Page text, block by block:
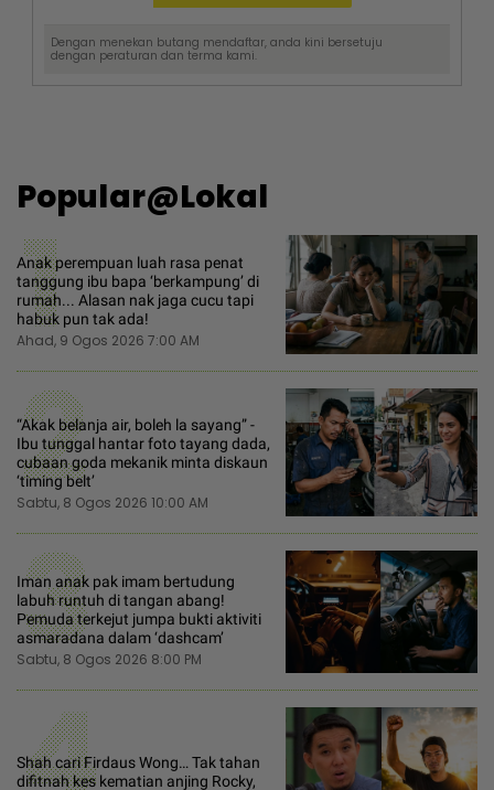
Dengan menekan butang mendaftar, anda kini bersetuju
dengan peraturan dan terma kami.
Popular@Lokal
1
Anak perempuan luah rasa penat
tanggung ibu bapa ‘berkampung’ di
rumah... Alasan nak jaga cucu tapi
habuk pun tak ada!
Ahad, 9 Ogos 2026 7:00 AM
2
“Akak belanja air, boleh la sayang” -
Ibu tunggal hantar foto tayang dada,
cubaan goda mekanik minta diskaun
‘timing belt’
Sabtu, 8 Ogos 2026 10:00 AM
3
Iman anak pak imam bertudung
labuh runtuh di tangan abang!
Pemuda terkejut jumpa bukti aktiviti
asmaradana dalam ‘dashcam’
Sabtu, 8 Ogos 2026 8:00 PM
Shah cari Firdaus Wong… Tak tahan
difitnah kes kematian anjing Rocky,